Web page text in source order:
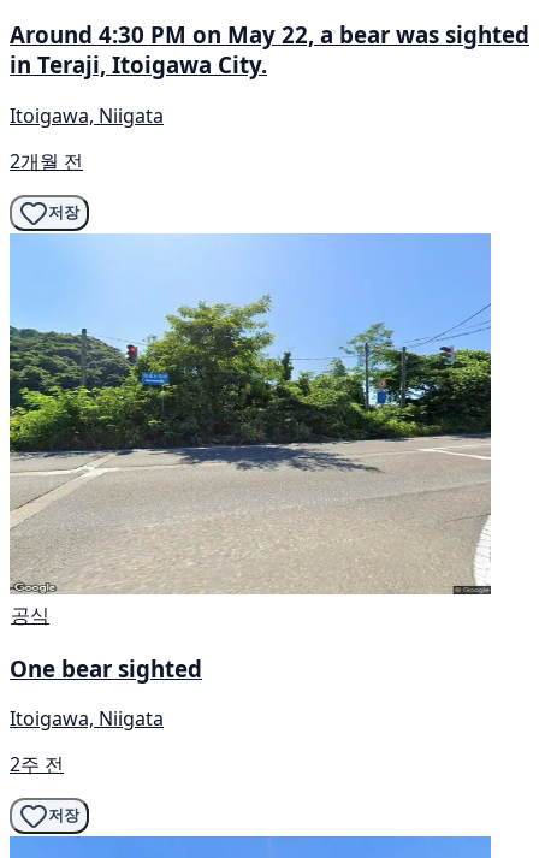
Around 4:30 PM on May 22, a bear was sighted
in Teraji, Itoigawa City.
Itoigawa, Niigata
2개월 전
저장
공식
One bear sighted
Itoigawa, Niigata
2주 전
저장